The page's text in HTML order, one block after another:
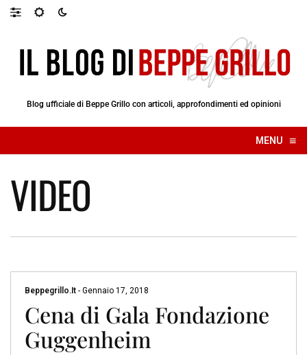
Blog ufficiale di Beppe Grillo con articoli, approfondimenti ed opinioni
MENU ≡
☰
VIDEO
Beppegrillo.it - Gennaio 17, 2018
Cena di Gala Fondazione
Guggenheim